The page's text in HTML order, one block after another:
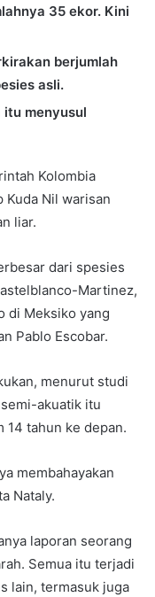
35 ekor. Kini
berjumlah
asli.
itu menyusul
Kolombia
Kuda Nil warisan
liar.
dari spesies
Martinez,
di Meksiko yang
Pablo Escobar.
menurut studi
akuatik itu
14 tahun ke depan.
membahayakan
Nataly.
laporan seorang
Semua itu terjadi
lain, termasuk juga